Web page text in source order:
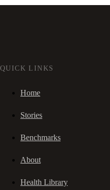
QUICK LINKS
Home
Stories
Benchmarks
About
Health Library